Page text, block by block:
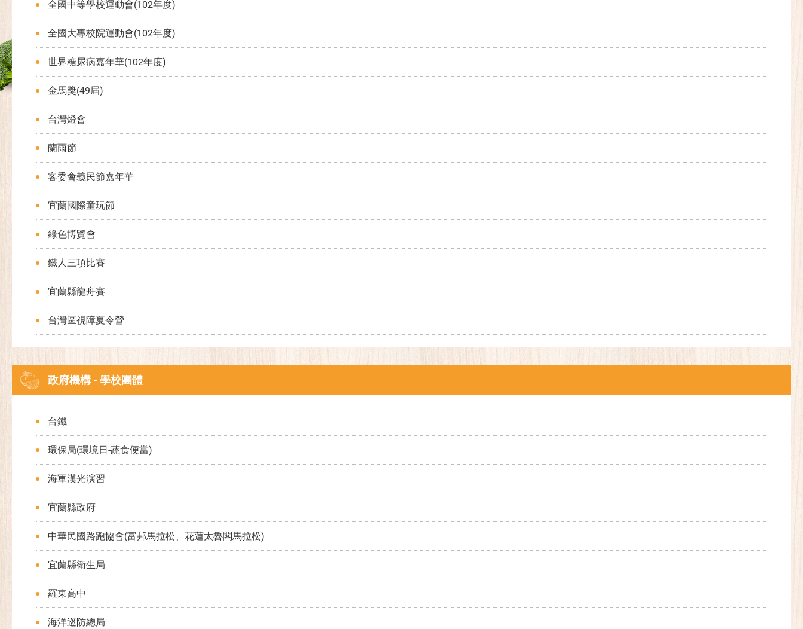
全國中等學校運動會(102年度)
全國大專校院運動會(102年度)
世界糖尿病嘉年華(102年度)
金馬獎(49屆)
台灣燈會
蘭雨節
客委會義民節嘉年華
宜蘭國際童玩節
綠色博覽會
鐵人三項比賽
宜蘭縣龍舟賽
台灣區視障夏令營
政府機構 - 學校團體
台鐵
環保局(環境日-蔬食便當)
海軍漢光演習
宜蘭縣政府
中華民國路跑協會(富邦馬拉松、花蓮太魯閣馬拉松)
宜蘭縣衛生局
羅東高中
海洋巡防總局